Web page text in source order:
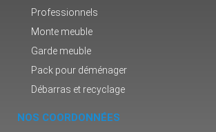
Professionnels
Monte meuble
Garde meuble
Pack pour déménager
Débarras et recyclage
NOS COORDONNÉES